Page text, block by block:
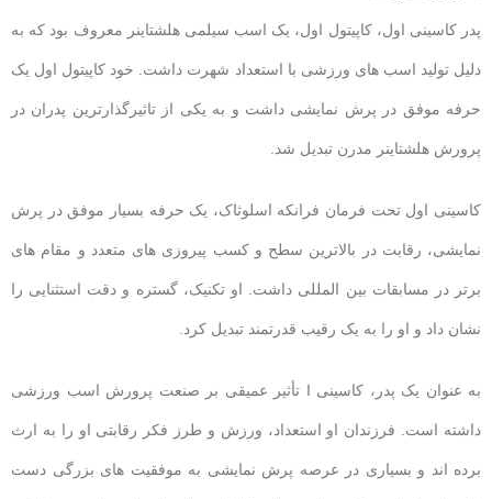
پدر کاسینی اول، کاپیتول اول، یک اسب سیلمی هلشتاینر معروف بود که به
دلیل تولید اسب های ورزشی با استعداد شهرت داشت. خود کاپیتول اول یک
حرفه موفق در پرش نمایشی داشت و به یکی از تاثیرگذارترین پدران در
پرورش هلشتاینر مدرن تبدیل شد.
کاسینی اول تحت فرمان فرانکه اسلوثاک، یک حرفه بسیار موفق در پرش
نمایشی، رقابت در بالاترین سطح و کسب پیروزی های متعدد و مقام های
برتر در مسابقات بین المللی داشت. او تکنیک، گستره و دقت استثنایی را
نشان داد و او را به یک رقیب قدرتمند تبدیل کرد.
به عنوان یک پدر، کاسینی I تأثیر عمیقی بر صنعت پرورش اسب ورزشی
داشته است. فرزندان او استعداد، ورزش و طرز فکر رقابتی او را به ارث
برده اند و بسیاری در عرصه پرش نمایشی به موفقیت های بزرگی دست